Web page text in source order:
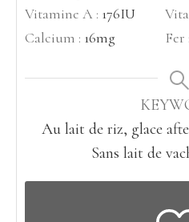
Vitamine A : 176IU
Calcium : 16mg Fer :
Au lait de riz, glace
Sans lait de